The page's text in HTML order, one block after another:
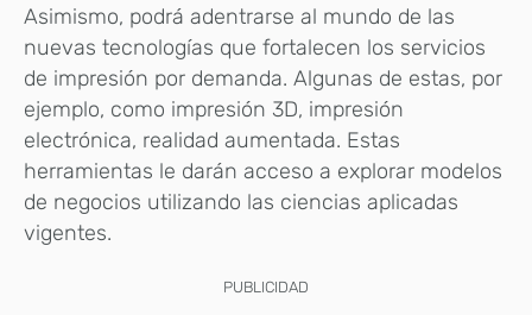
Asimismo, podrá adentrarse al mundo de las
nuevas tecnologías que fortalecen los servicios
de impresión por demanda. Algunas de estas, por
ejemplo, como impresión 3D, impresión
electrónica, realidad aumentada. Estas
herramientas le darán acceso a explorar modelos
de negocios utilizando las ciencias aplicadas
vigentes.
PUBLICIDAD